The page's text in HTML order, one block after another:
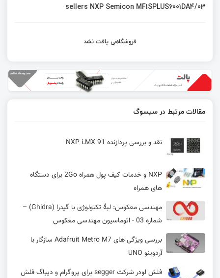
sellers NXP Semicon MF1SPLUS6001DA4/03
فروشگاهی یافت نشد
مقالات مرتبط در سیسوگ
نقد و بررسی پردازنده NXP i.MX 91
NXP و خدمات کیف پول همراه 2Go برای دستگاه
های همراه
مهندسی معکوس: لبهٔ تکنولوژی با گیدرا (Ghidra) –
شماره 03 - اتوماسیون مهندسی معکوس
بررسی ویژگی های Adafruit Metro M7 سازگار با
آردوینو UNO
فلش لودر شرکت segger برای پروگرام و دیباگ فلش